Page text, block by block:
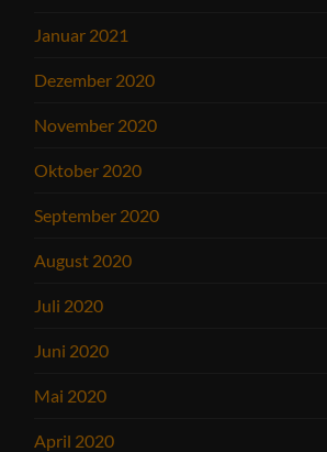
Januar 2021
Dezember 2020
November 2020
Oktober 2020
September 2020
August 2020
Juli 2020
Juni 2020
Mai 2020
April 2020